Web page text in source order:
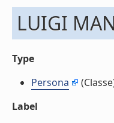
LUIGI
Type
Persona
Label